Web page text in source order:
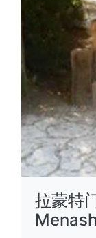
拉蒙特